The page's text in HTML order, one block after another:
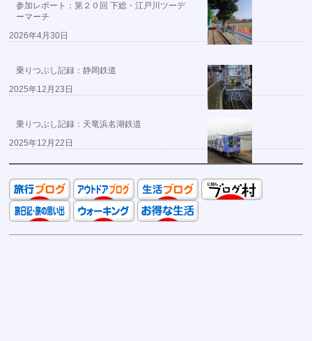
参加レポート：第２０回 下総・江戸川ツーデ
ーマーチ
2026年4月30日
乗りつぶし記録：静岡鉄道
2025年12月23日
乗りつぶし記録：天竜浜名湖鉄道
2025年12月22日